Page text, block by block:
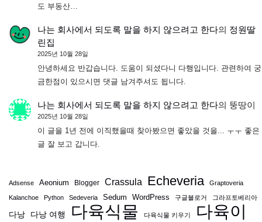
도 부동산…
나는 회사에서 되도록 말을 하지 않으려고 한다의 정원딸
린집
2025년 10월 28일
안녕하세요 반갑습니다. 도움이 되셨다니 다행입니다. 관련하여 궁
금한점이 있으시면 댓글 남겨주셔도 됩니다.
나는 회사에서 되도록 말을 하지 않으려고 한다의 뚱땅이
2025년 10월 28일
이 글을 1년 전에 이직했을때 찾아봤으면 좋았을 것을... ㅜㅜ 좋은
글 잘 보고 갑니다.
Adsense Aeonium Blogger Crassula Echeveria Graptoveria
Kalanchoe Python Sedeveria Sedum WordPress 구글블로거 그라프토베리아
다낭 다낭 여행 다육식물 다육식물 키우기 다육이